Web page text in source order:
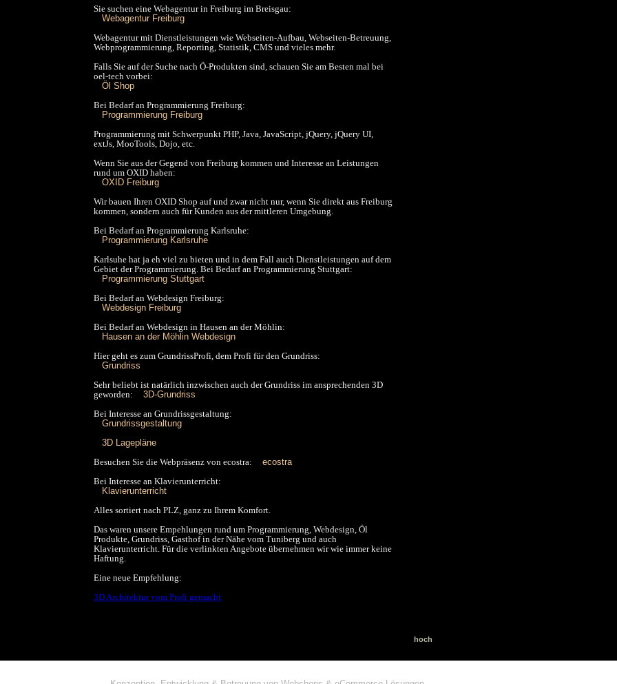
Sie suchen eine Webagentur in Freiburg im Breisgau:
Webagentur Freiburg
Webagentur mit Dienstleistungen wie Webseiten-Aufbau, Webseiten-Betreuung,
Webprogrammierung, Reporting, Statistik, CMS und vieles mehr.
Falls Sie auf der Suche nach Ö-Produkten sind, schauen Sie am Besten mal bei
oel-tech vorbei:
Öl Shop
Bei Bedarf an Programmierung Freiburg:
Programmierung Freiburg
Programmierung mit Schwerpunkt PHP, Java, JavaScript, jQuery, jQuery UI,
extJs, MooTools, Dojo, etc.
Wenn Sie aus der Gegend von Freiburg kommen und Interesse an Leistungen
rund um OXID haben:
OXID Freiburg
Wir bauen Ihren OXID Shop auf und zwar nicht nur, wenn Sie direkt aus Freiburg
kommen, sondern auch für Kunden aus der mittleren Umgebung.
Bei Bedarf an Programmierung Karlsruhe:
Programmierung Karlsruhe
Karlsuhe hat ja eh viel zu bieten und in dem Fall auch Dienstleistungen auf dem
Gebiet der Programmierung. Bei Bedarf an Programmierung Stuttgart:
Programmierung Stuttgart
Bei Bedarf an Webdesign Freiburg:
Webdesign Freiburg
Bei Bedarf an Webdesign in Hausen an der Möhlin:
Hausen an der Möhlin Webdesign
Hier geht es zum GrundrissProfi, dem Profi für den Grundriss:
Grundriss
Sehr beliebt ist natärlich inzwischen auch der Grundriss im ansprechenden 3D
geworden:
3D-Grundriss
Bei Interesse an Grundrissgestaltung:
Grundrissgestaltung
3D Lagepläne
Besuchen Sie die Webpräsenz von ecostra:
ecostra
Bei Interesse an Klavierunterricht:
Klavierunterricht
Alles sortiert nach PLZ, ganz zu Ihrem Komfort.
Das waren unsere Empehlungen rund um Programmierung, Webdesign, Öl
Produkte, Grundriss, Gasthof in der Nähe vom Tuniberg und auch
Klavierunterricht. Für die verlinkten Angebote übernehmen wir wie immer keine
Haftung.
Eine neue Empfehlung:
3D Architektur vom Profi gemacht
hoch